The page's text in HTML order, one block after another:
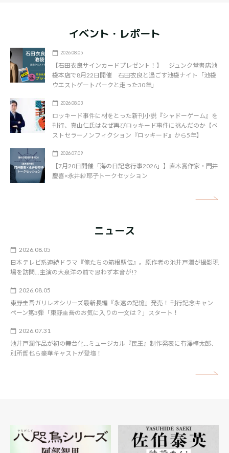
イベント・レポート
2026.08.05
【石田衣良サインカードプレゼント！】 ジュンク堂書店池
袋本店で8月22日開催 石田衣良と過ごす池袋ナイト「池袋
ウエストゲートパークと走った30年」
2026.08.03
ロッキード事件に材をとった新刊小説『シャドーゲーム』を
刊行、真山仁氏はなぜ再びロッキード事件に挑んだのか【ベ
ストセラーノンフィクション『ロッキード』から5年】
2026.07.09
【7月20日開催「海の日記念行事2026」】直木賞作家・門井
慶喜×永井紗耶子トークセッション
ニュース
2026.08.05
日本テレビ系連続ドラマ『俺たちの箱根駅伝』。原作者の池井戸潤が撮影現
場を訪問…主演の大泉洋の前で思わず本音が!?
2026.08.05
東野圭吾ガリレオシリーズ最新長編『永遠の記憶』発売！ 刊行記念キャン
ペーン第3弾「東野圭吾のお気に入りの一文は？」スタート！
2026.07.31
池井戸潤作品が初の舞台化…ミュージカル『民王』制作発表に有澤樟太郎、
別所哲也ら豪華キャストが登壇！